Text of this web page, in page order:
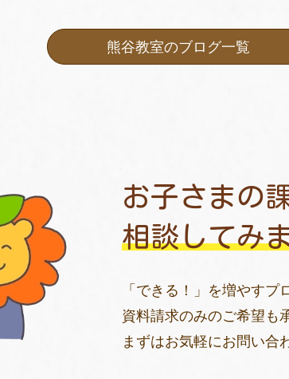
熊谷教室のブログ一覧
お子さまの
相談してみ
「できる！」を増やすプ
資料請求のみのご希望も
まずはお気軽にお問い合